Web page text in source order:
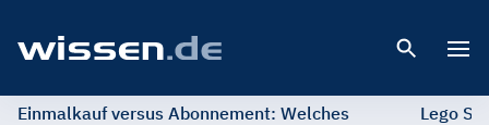
Einmalkauf versus Abonnement: Welches
Lego